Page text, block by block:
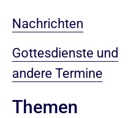
Nachrichten
Gottesdienste und
andere Termine
Themen